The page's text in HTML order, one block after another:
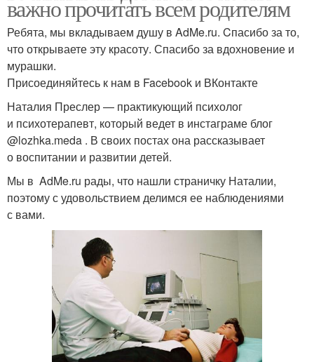
важно прочитать всем родителям
Ребята, мы вкладываем душу в AdMe.ru. Cпасибо за то,
что открываете эту красоту. Спасибо за вдохновение и
мурашки.
Присоединяйтесь к нам в Facebook и ВКонтакте
Наталия Преслер — практикующий психолог
и психотерапевт, который ведет в инстаграме блог
@lozhka.meda . В своих постах она рассказывает
о воспитании и развитии детей.
Мы в AdMe.ru рады, что нашли страничку Наталии,
поэтому с удовольствием делимся ее наблюдениями
с вами.